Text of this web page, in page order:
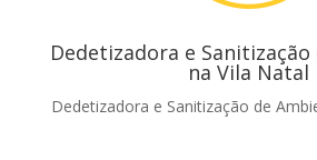
Dedetizadora e
na Vila Natal
Dedetizadora e Sanitização de